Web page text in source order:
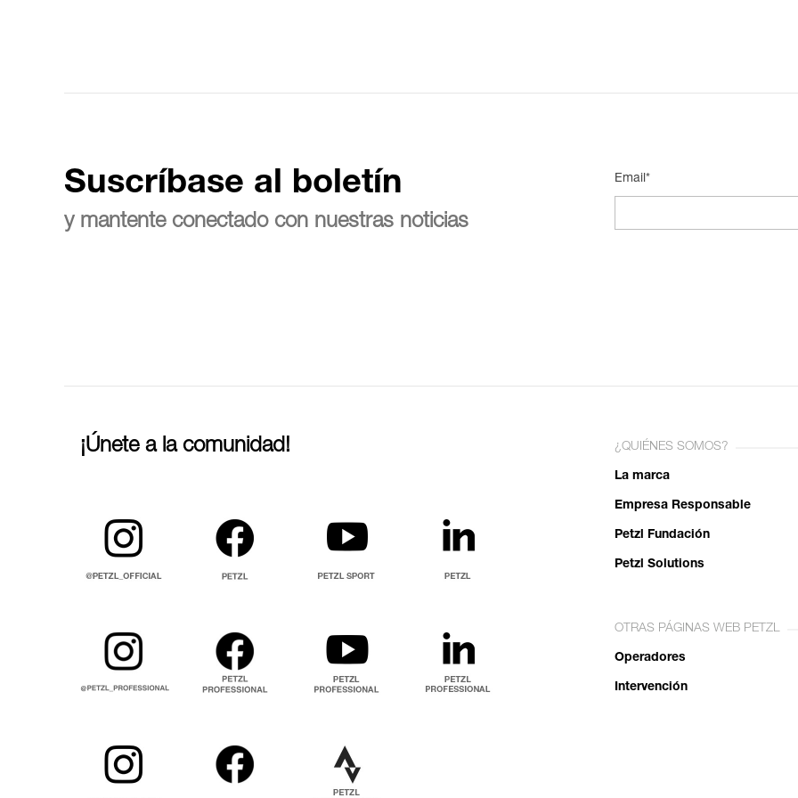
Suscríbase al boletín
y mantente conectado con nuestras noticias
Email*
¡Únete a la comunidad! ¿QUIÉNES SOMOS?
La marca
Empresa Responsable
Petzl Fundación
Petzl Solutions
OTRAS PÁGINAS WEB PETZL
Operadores
Intervención